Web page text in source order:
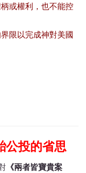
或權利，也不能控
限以完成神對美國
公投的省思
《兩者皆寶貴案